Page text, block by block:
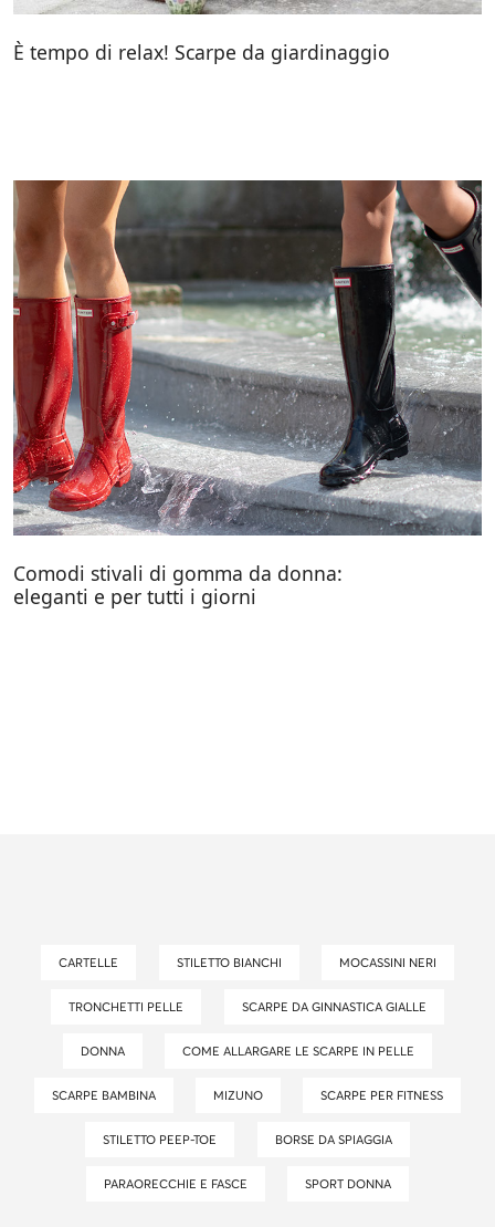
È tempo di relax! Scarpe da giardinaggio
Comodi stivali di gomma da donna:
eleganti e per tutti i giorni
CARTELLE STILETTO BIANCHI MOCASSINI NERI
TRONCHETTI PELLE SCARPE DA GINNASTICA GIALLE
DONNA COME ALLARGARE LE SCARPE IN PELLE
SCARPE BAMBINA MIZUNO SCARPE PER FITNESS
STILETTO PEEP-TOE BORSE DA SPIAGGIA
PARAORECCHIE E FASCE SPORT DONNA